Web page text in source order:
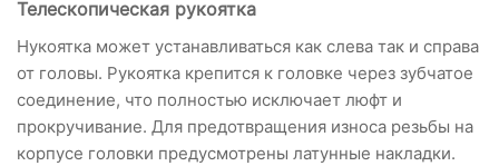
Телескопическая рукоятка
Hукоятка может устанавливаться как слева так и справа
от головы. Рукоятка крепится к головке через зубчатое
соединение, что полностью исключает люфт и
прокручивание. Для предотвращения износа резьбы на
корпусе головки предусмотрены латунные накладки.